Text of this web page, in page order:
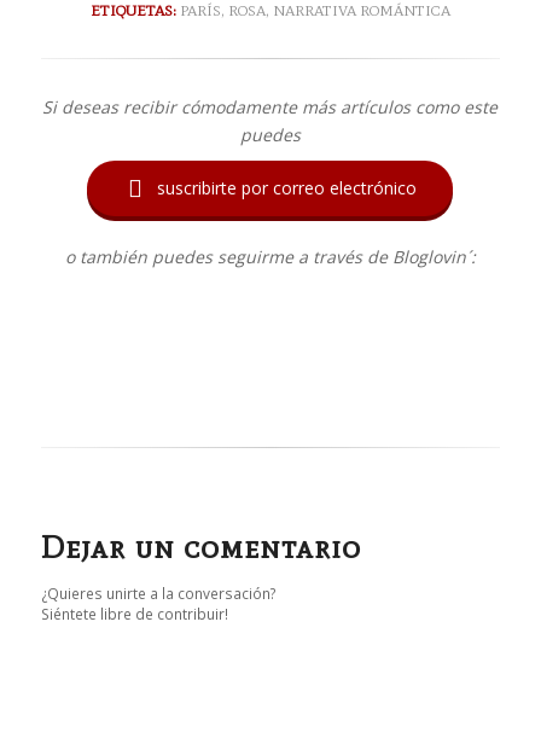
ETIQUETAS: PARÍS, ROSA, NARRATIVA ROMÁNTICA
Si deseas recibir cómodamente más artículos como este
puedes
 suscribirte por correo electrónico
o también puedes seguirme a través de Bloglovin´:
Dejar un comentario
¿Quieres unirte a la conversación?
Siéntete libre de contribuir!